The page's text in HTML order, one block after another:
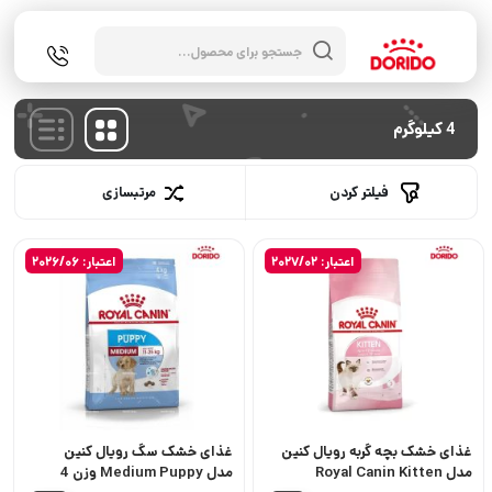
محصولات
4 کیلوگرم
مرتبسازی فیلتر کردن
اعتبار: 2027/02
غذای خشک بچه گربه رویال کنین
مدل Royal Canin Kitten
اعتبار: 2026/06
غذای خشک سگ رویال کنین
مدل Medium Puppy وزن 4